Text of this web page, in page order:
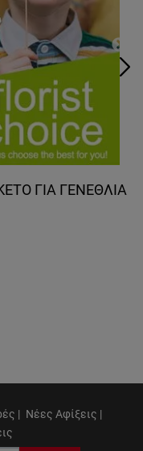
ΓΙΑ ΓΕΝΕΘΛΙΑ
| Νέες Αφίξεις |